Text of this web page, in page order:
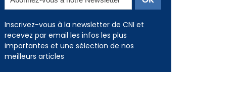
Inscrivez-vous à la newsletter de CNI et
recevez par email les infos les plus
importantes et une sélection de nos
meilleurs articles